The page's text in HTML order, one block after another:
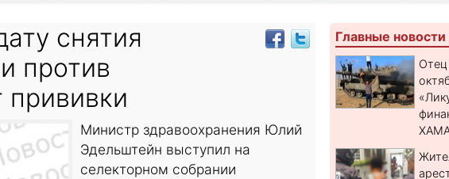
снятия
против
Министр здравоохранения Юлий
Эдельштейн выступил на
селекторном собрании
Главные новости